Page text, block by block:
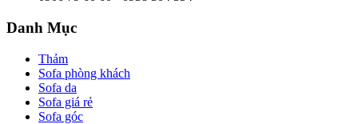
Danh Mục
Thảm
Sofa phòng khách
Sofa da
Sofa giá rẻ
Sofa góc